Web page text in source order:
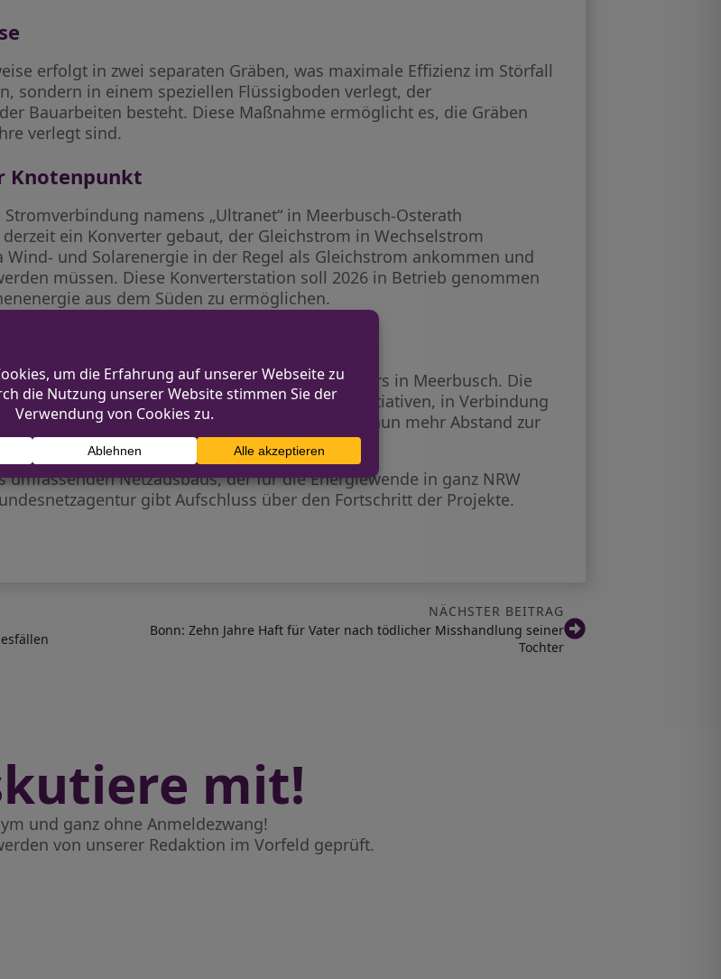
erfolgt in zwei separaten Gräben, was maximale Effizienz im Störfall
sondern in einem speziellen Flüssigboden verlegt, der
Bauarbeiten besteht. Diese Maßnahme ermöglicht es, die Gräben
verlegt sind.
Knotenpunkt
namens „Ultranet“ in Meerbusch-Osterath
ein Konverter gebaut, der Gleichstrom in Wechselstrom
und Solarenergie in der Regel als Gleichstrom ankommen und
müssen. Diese Konverterstation soll 2026 in Betrieb genommen
aus dem Süden zu ermöglichen.
Proteste gegen den Standort des Konverters in Meerbusch. Die
das Projekt ausgesprochen und durch Bürgerinitiativen, in Verbindung
hingewiesen. Dies führte dazu, dass nun mehr Abstand zur
wurden.
Netzausbaus, der für die Energiewende in ganz NRW
gibt Aufschluss über den Fortschritt der Projekte.
NÄCHSTER BEITRAG
Bonn: Zehn Jahre Haft für Vater nach tödlicher Misshandlung seiner
Tochter
mit!
und ganz ohne Anmeldezwang!
von unserer Redaktion im Vorfeld geprüft.